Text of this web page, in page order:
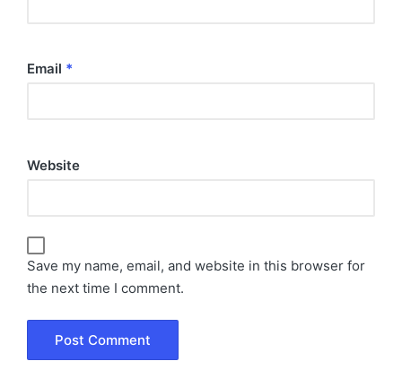
Email *
Website
Save my name, email, and website in this browser for
the next time I comment.